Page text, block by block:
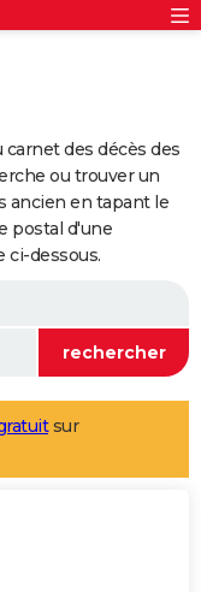
des décès des
ou trouver un
ancien en tapant le
postal d'une
dessous.
sur